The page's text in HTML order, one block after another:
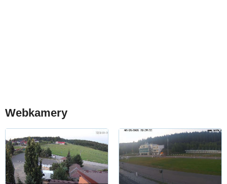
Webkamery